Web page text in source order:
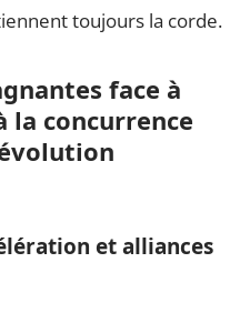
toujours la corde.
face à
la concurrence
et alliances